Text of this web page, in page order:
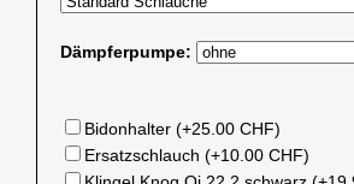
Dämpferpumpe:
Bidonhalter (+25.00 CHF)
Ersatzschlauch (+10.00 CHF)